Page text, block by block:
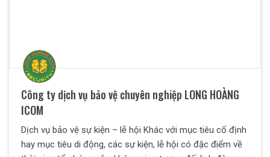
Công ty dịch vụ bảo vệ chuyên nghiệp LONG HOÀNG
ICOM
Dịch vụ bảo vệ sự kiện – lễ hội Khác với mục tiêu cố định
hay mục tiêu di động, các sự kiện, lễ hội có đặc điểm về